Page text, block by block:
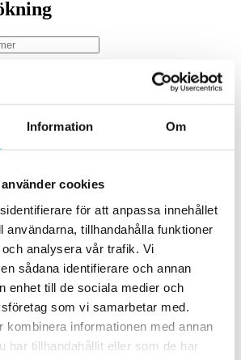
Information Om
cookies
för att anpassa innehållet
användarna, tillhandahålla funktioner
analysera vår trafik. Vi
sådana identifierare och annan
enhet till de sociala medier och
som vi samarbetar med.
kombinera informationen med annan
har tillhandahållit eller som de har